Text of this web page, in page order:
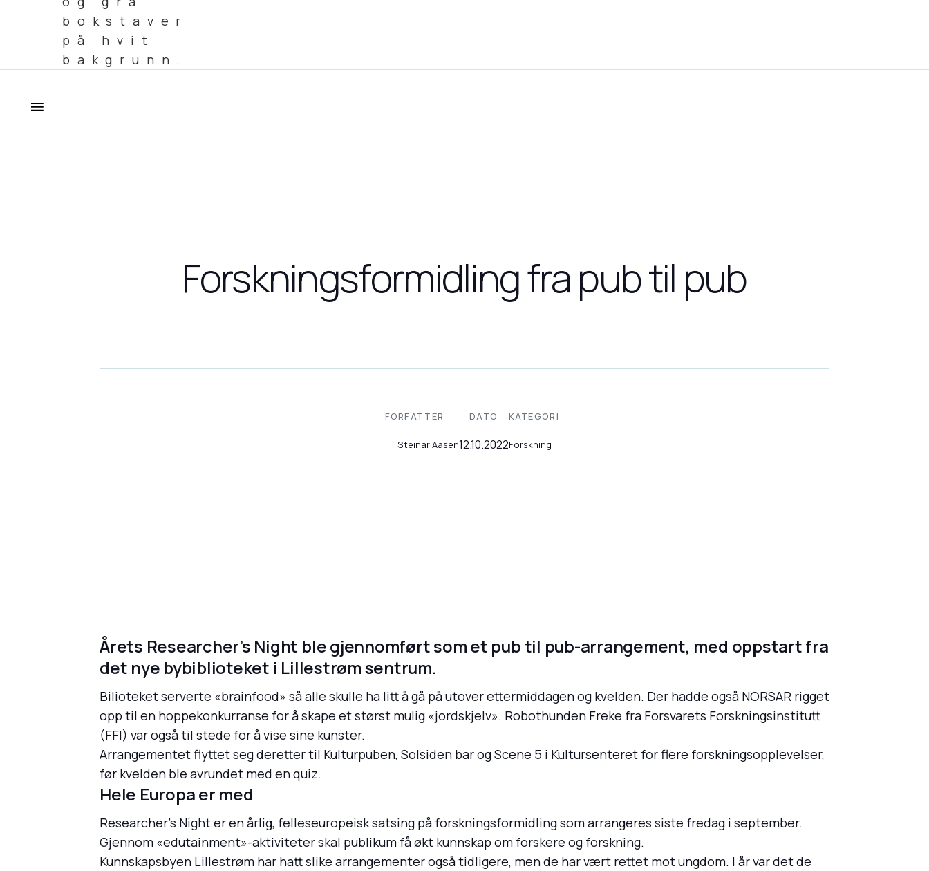
Forskningsformidling fra pub til pub
FORFATTER
Steinar Aasen
DATO
12.10.2022
KATEGORI
Forskning
Årets Researcher’s Night ble gjennomført som et pub til pub-arrangement, med oppstart fra
det nye bybiblioteket i Lillestrøm sentrum.
Bilioteket serverte «brainfood» så alle skulle ha litt å gå på utover ettermiddagen og kvelden. Der hadde også NORSAR rigget
opp til en hoppekonkurranse for å skape et størst mulig «jordskjelv». Robothunden Freke fra Forsvarets Forskningsinstitutt
(FFI) var også til stede for å vise sine kunster.
Arrangementet flyttet seg deretter til Kulturpuben, Solsiden bar og Scene 5 i Kultursenteret for flere forskningsopplevelser,
før kvelden ble avrundet med en quiz.
Hele Europa er med
Researcher’s Night er en årlig, felleseuropeisk satsing på forskningsformidling som arrangeres siste fredag i september.
Gjennom «edutainment»-aktiviteter skal publikum få økt kunnskap om forskere og forskning.
Kunnskapsbyen Lillestrøm har hatt slike arrangementer også tidligere, men de har vært rettet mot ungdom. I år var det de